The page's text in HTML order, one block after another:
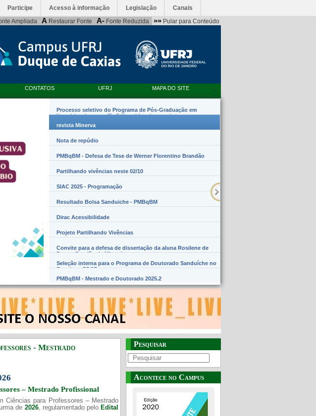
Participe Acesso à informação Legislação Canais
Ampliada A Restaurar Fonte A- Fonte Reduzida »» Pular para Conteúdo
CONTATOS UFRJ MAPA DO SITE
Processo seletivo do Programa de Pós-Graduação em
Nanobiossistemas (PpG Nanobiossistemas)
revista Minerva
Nota de repúdio
PMBqBM - Defesa de Tese de Werner Florentino Brandão
Partilhando vivências neste 02/10
SIAC 2025 - Programação
Resultado Bolsa Sanduiche - PMBqBM
Dirac Acessibilidade
Projeto Partilhando Vivências
Convite para a defesa de dissertação da aluna Rosilene de
Barros Damião de Miranda
Seleção interna para o Programa de Doutorado Sanduíche no
Exterior – PDSE
PMBqBM - Mestrado e Doutorado 2025.2
- Mestrado
– Mestrado Profissional
Ciências para Professores – Mestrado
de 2026, regulamentado pelo Edital
Pesquisar
Acontece no Campus